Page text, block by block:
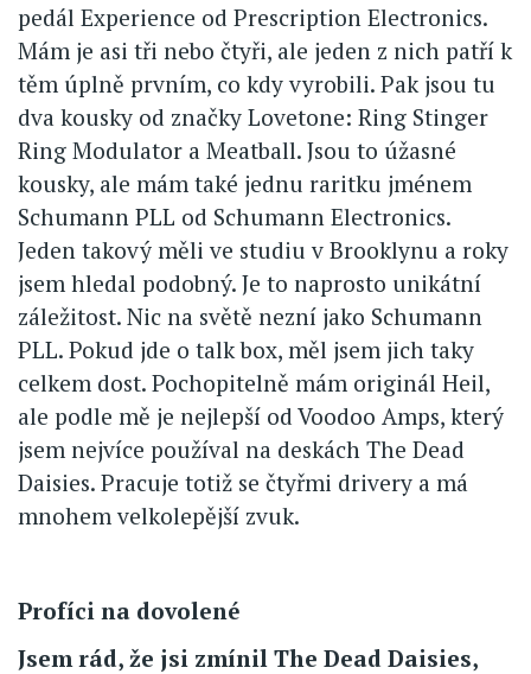
pedál Experience od Prescription Electronics.
Mám je asi tři nebo čtyři, ale jeden z nich patří k
těm úplně prvním, co kdy vyrobili. Pak jsou tu
dva kousky od značky Lovetone: Ring Stinger
Ring Modulator a Meatball. Jsou to úžasné
kousky, ale mám také jednu raritku jménem
Schumann PLL od Schumann Electronics.
Jeden takový měli ve studiu v Brooklynu a roky
jsem hledal podobný. Je to naprosto unikátní
záležitost. Nic na světě nezní jako Schumann
PLL. Pokud jde o talk box, měl jsem jich taky
celkem dost. Pochopitelně mám originál Heil,
ale podle mě je nejlepší od Voodoo Amps, který
jsem nejvíce používal na deskách The Dead
Daisies. Pracuje totiž se čtyřmi drivery a má
mnohem velkolepější zvuk.
Profíci na dovolené
Jsem rád, že jsi zmínil The Dead Daisies,